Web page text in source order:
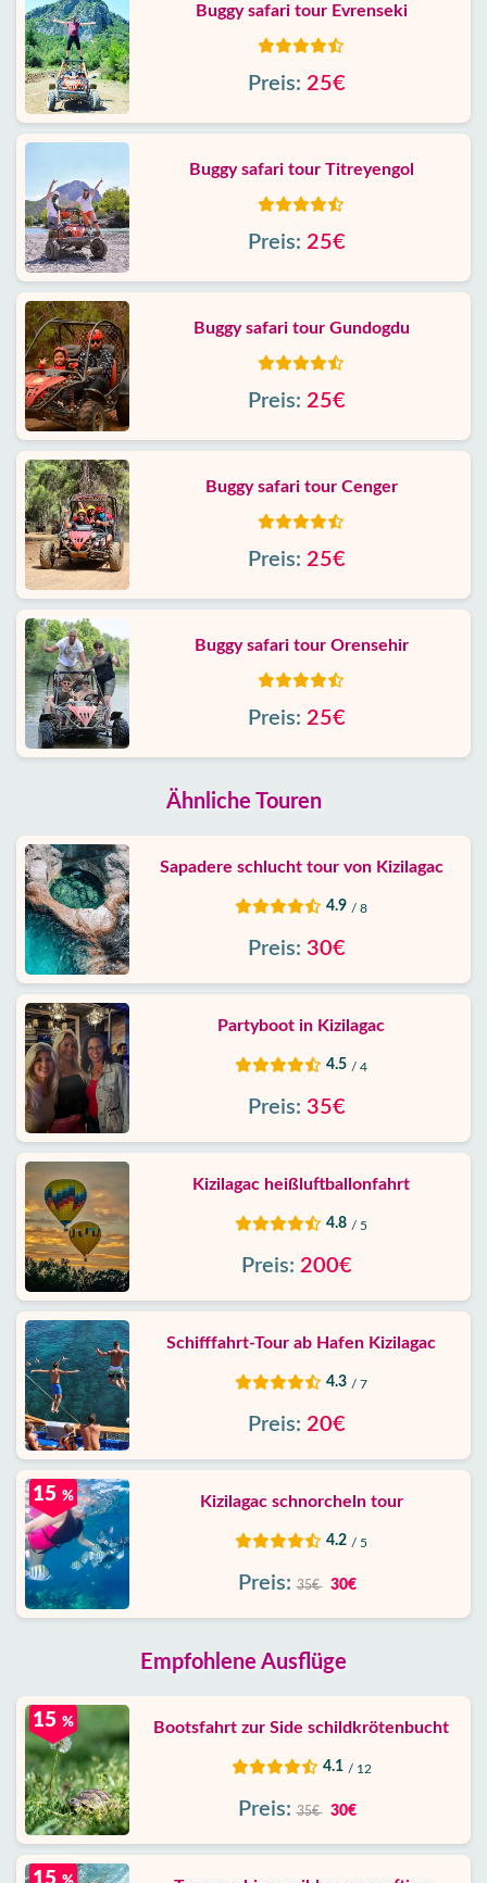
Buggy safari tour Evrenseki
Preis: 25€
Buggy safari tour Titreyengol
Preis: 25€
Buggy safari tour Gundogdu
Preis: 25€
Buggy safari tour Cenger
Preis: 25€
Buggy safari tour Orensehir
Preis: 25€
Ähnliche Touren
Sapadere schlucht tour von Kizilagac
4.9 / 8
Preis: 30€
Partyboot in Kizilagac
4.5 / 4
Preis: 35€
Kizilagac heißluftballonfahrt
4.8 / 5
Preis: 200€
Schifffahrt-Tour ab Hafen Kizilagac
4.3 / 7
Preis: 20€
Kizilagac schnorcheln tour
4.2 / 5
15 %
Preis: 35€ 30€
Empfohlene Ausflüge
Bootsfahrt zur Side schildkrötenbucht
4.1 / 12
15 %
Preis: 35€ 30€